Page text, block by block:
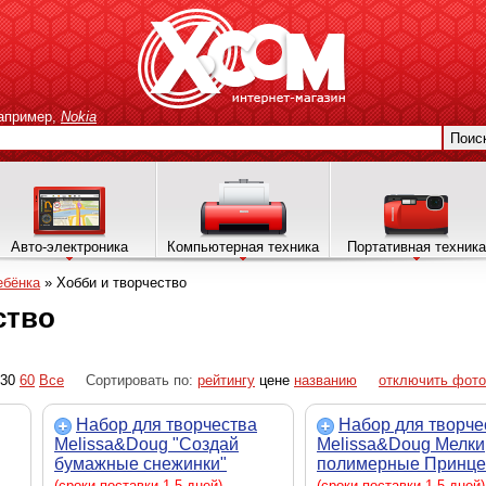
Nokia
Авто-электроника Компьютерная техника Портативная техника
» Хобби и творчество
30 60 Все Сортировать по: рейтингу цене названию отключить фото
Набор для творчества
Melissa&Doug "Создай
бумажные снежинки"
Набор для
Melissa&Doug Мелки
полимерные